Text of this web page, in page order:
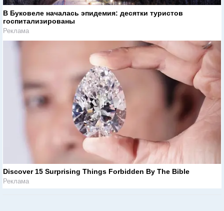
В Буковеле началась эпидемия: десятки туристов
госпитализированы
Реклама
Discover 15 Surprising Things Forbidden By The Bible
Реклама